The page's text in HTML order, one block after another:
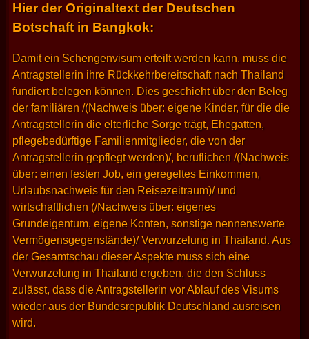
Hier der Originaltext der Deutschen
Botschaft in Bangkok:
Damit ein Schengenvisum erteilt werden kann, muss die
Antragstellerin ihre Rückkehrbereitschaft nach Thailand
fundiert belegen können. Dies geschieht über den Beleg
der familiären /(Nachweis über: eigene Kinder, für die die
Antragstellerin die elterliche Sorge trägt, Ehegatten,
pflegebedürftige Familienmitglieder, die von der
Antragstellerin gepflegt werden)/, beruflichen /(Nachweis
über: einen festen Job, ein geregeltes Einkommen,
Urlaubsnachweis für den Reisezeitraum)/ und
wirtschaftlichen (/Nachweis über: eigenes
Grundeigentum, eigene Konten, sonstige nennenswerte
Vermögensgegenstände)/ Verwurzelung in Thailand. Aus
der Gesamtschau dieser Aspekte muss sich eine
Verwurzelung in Thailand ergeben, die den Schluss
zulässt, dass die Antragstellerin vor Ablauf des Visums
wieder aus der Bundesrepublik Deutschland ausreisen
wird.